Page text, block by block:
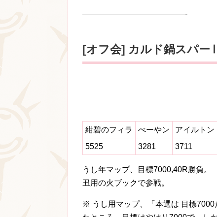
—————————————-
[オフ会] カルド鍋スパー
紺碧のフィラ べーやン アイルトン
5525
3281 3711
うし年マップ、目標7000,40R勝負。
丑用の火ブックで参戦。
※ うし用マップ、「本選は 目標